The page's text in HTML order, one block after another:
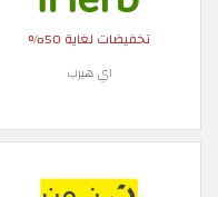
تخفيضات لغاية 50%
اي هيرب